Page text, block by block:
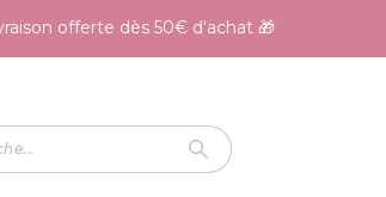
offerte dès 50€ d'achat 🎁